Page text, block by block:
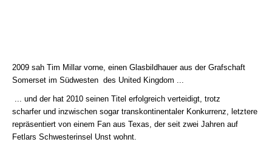
2009 sah Tim Millar vorne, einen Glasbildhauer aus der Grafschaft
Somerset im Südwesten des United Kingdom ...
... und der hat 2010 seinen Titel erfolgreich verteidigt, trotz
scharfer und inzwischen sogar transkontinentaler Konkurrenz, letztere
repräsentiert von einem Fan aus Texas, der seit zwei Jahren auf
Fetlars Schwesterinsel Unst wohnt.